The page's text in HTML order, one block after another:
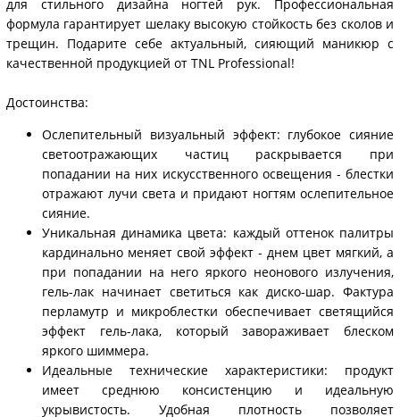
для стильного дизайна ногтей рук. Профессиональная
формула гарантирует шелаку высокую стойкость без сколов и
трещин. Подарите себе актуальный, сияющий маникюр с
качественной продукцией от TNL Professional!
Достоинства:
Ослепительный визуальный эффект: глубокое сияние
светоотражающих частиц раскрывается при
попадании на них искусственного освещения - блестки
отражают лучи света и придают ногтям ослепительное
сияние.
Уникальная динамика цвета: каждый оттенок палитры
кардинально меняет свой эффект - днем цвет мягкий, а
при попадании на него яркого неонового излучения,
гель-лак начинает светиться как диско-шар. Фактура
перламутр и микроблестки обеспечивает светящийся
эффект гель-лака, который завораживает блеском
яркого шиммера.
Идеальные технические характеристики: продукт
имеет среднюю консистенцию и идеальную
укрывистость. Удобная плотность позволяет